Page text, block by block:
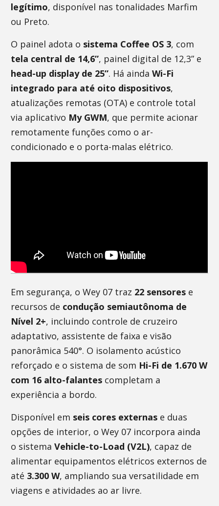
legítimo, disponível nas tonalidades Marfim
ou Preto.
O painel adota o sistema Coffee OS 3, com
tela central de 14,6”, painel digital de 12,3” e
head-up display de 25”. Há aindaWi-Fi
integrado para até oito dispositivos,
atualizações remotas (OTA) e controle total
via aplicativo My GWM, que permite acionar
remotamente funções como o ar-
condicionado e o porta-malas elétrico.
Em segurança, o Wey 07 traz 22 sensores e
recursos de condução semiautônoma de
Nível 2+, incluindo controle de cruzeiro
adaptativo, assistente de faixa e visão
panorâmica 540°. O isolamento acústico
reforçado e o sistema de som Hi-Fi de 1.670 W
com 16 alto-falantes completam a
experiência a bordo.
Disponível em seis cores externas e duas
opções de interior, o Wey 07 incorpora ainda
o sistemaVehicle-to-Load (V2L), capaz de
alimentar equipamentos elétricos externos de
até 3.300 W, ampliando sua versatilidade em
viagens e atividades ao ar livre.